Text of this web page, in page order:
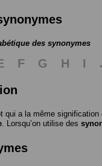
des synonymes
F G H I
qui a la même
. Lorsqu’on utilise des